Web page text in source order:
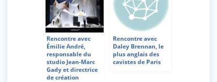
Rencontre avec
Émilie André,
responsable du
studio Jean-Marc
Gady et directrice
de création
Rencontre avec
Daley Brennan, le
plus anglais des
cavistes de Paris